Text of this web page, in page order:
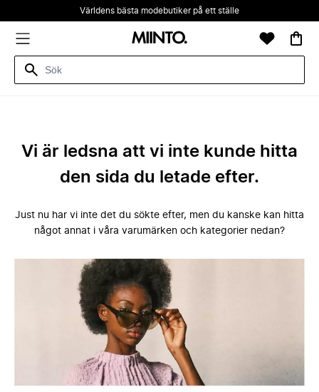
Världens bästa modebutiker på ett ställe
Vi är ledsna att vi inte kunde hitta
den sida du letade efter.
Just nu har vi inte det du sökte efter, men du kanske kan hitta
något annat i våra varumärken och kategorier nedan?